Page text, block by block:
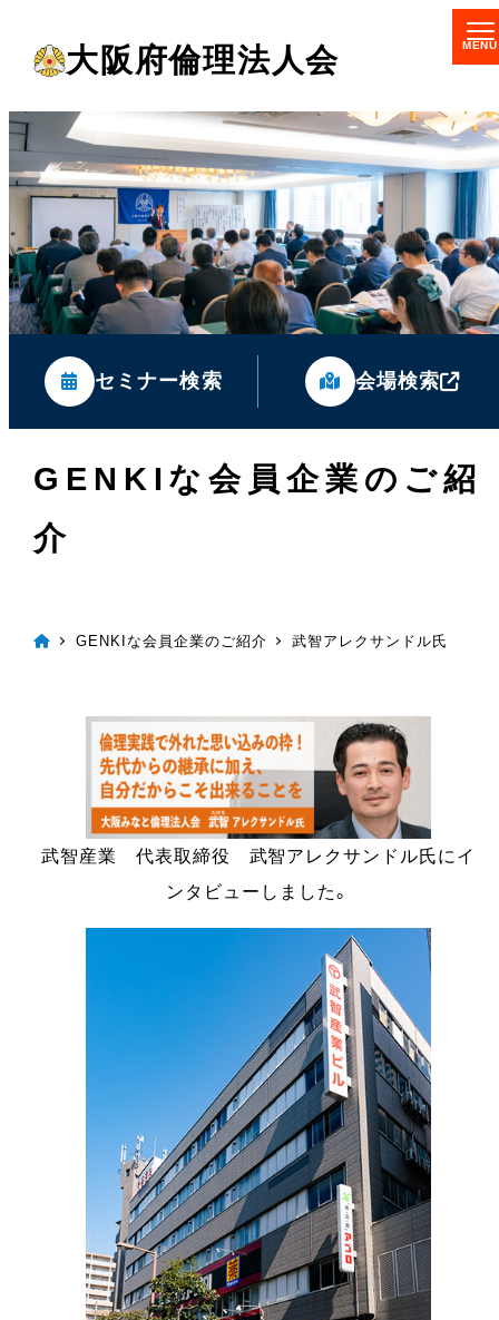
コ
ン
テ
ン
ツ
へ
大阪府倫理法人会
セミナー検索 会場検索
GENKIな会員企業のご紹
介
GENKIな会員企業のご紹介 武智アレクサンドル氏
武智産業 代表取締役 武智アレクサンドル氏にイ
ンタビューしました。